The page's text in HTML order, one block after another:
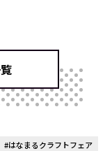
#はなまるクラフトフェア